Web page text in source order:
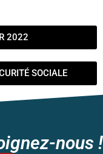
2022
SOCIALE
nous !